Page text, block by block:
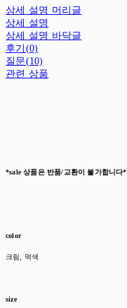
상세 설명 머리글
상세 설명
상세 설명 바닥글
후기(0)
질문(10)
관련 상품
*sale 상품은 반품/교환이 불가합니다*
color
크림, 먹색
size